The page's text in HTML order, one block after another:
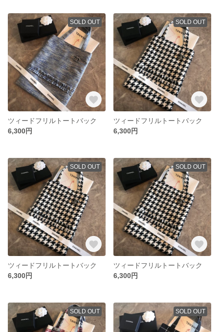
SOLD OUT
ツィードフリルトートバック
6,300円
SOLD OUT
ツィードフリルトートバック
6,300円
SOLD OUT
ツィードフリルトートバック
6,300円
SOLD OUT
ツィードフリルトートバック
6,300円
SOLD OUT SOLD OUT